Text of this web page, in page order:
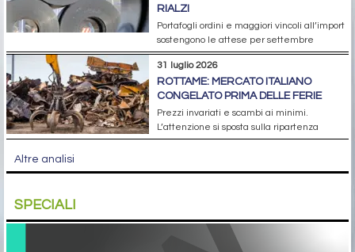
RIALZI
Portafogli ordini e maggiori vincoli all’import
sostengono le attese per settembre
31 luglio 2026
ROTTAME: MERCATO ITALIANO
CONGELATO PRIMA DELLE FERIE
Prezzi invariati e scambi ai minimi.
L’attenzione si sposta sulla ripartenza
Altre analisi
SPECIALI